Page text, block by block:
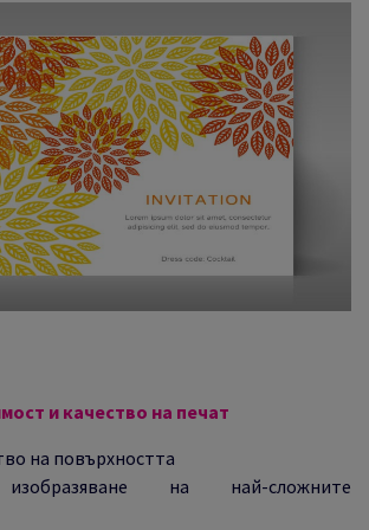
и качество на печат
на повърхността
на най-сложните